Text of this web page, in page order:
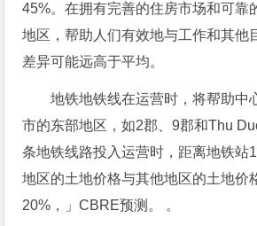
45%。在拥有完善的住房市场和可靠
地区，帮助人们有效地与工作和其他
差异可能远高于平均。
地铁地铁线在运营时，将帮助中
市的东部地区，如2郡、9郡和Thu
条地铁线路投入运营时，距离地铁站
地区的土地价格与其他地区的土地价
20%，」CBRE预测。 。